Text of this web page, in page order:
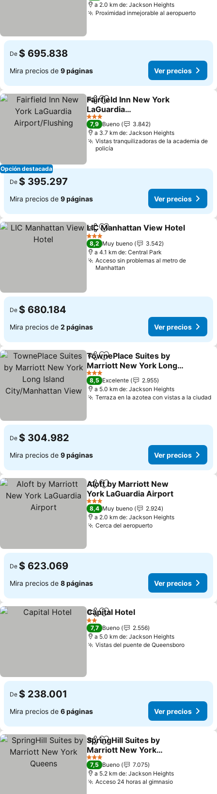
a 2.0 km de: Jackson Heights
Proximidad inmejorable al aeropuertoVer
De $ 695.838
Mira precios de 9 páginas Ver precios
Opción destacada
CompartirAgregar a favoritos
Fairfield Inn New York
LaGuardia
Airport/Flushing
Ver precios
3 Estrellas
7,9 Bueno
3.842
a 3.7 km de: Jackson Heights
Vistas tranquilizadoras de la academia de
policía
De $ 395.297
Mira precios de 9 páginas Ver precios
CompartirAgregar a favoritos
LIC Manhattan View Hotel
3 Estrellas
8,2 Muy bueno
3.542
a 4.1 km de: Central Park
Acceso sin problemas al metro de
Manhattan
De $ 680.184
Mira precios de 2 páginas Ver precios
Compartir
Agregar a favoritos
TownePlace Suites by
Marriott New York Long
Island City/Manhattan
View
Ver precios
3 Estrellas
8,5 Excelente
2.955
a 5.0 km de: Jackson Heights
Terraza en la azotea con vistas a la ciudad
De $ 304.982
Mira precios de 9 páginas Ver precios
CompartirAgregar a favoritos
Aloft by Marriott New
York LaGuardia Airport
Ver precios
3 Estrellas
8,4 Muy bueno
2.924
a 2.0 km de: Jackson Heights
Cerca del aeropuertoVer precios
De $ 623.069
Mira precios de 8 páginas Ver precios
CompartirAgregar a favoritos
Capital Hotel
2 Estrellas
7,7 Bueno
2.556
a 5.0 km de: Jackson Heights
Vistas del puente de QueensboroVer
De $ 238.001
Mira precios de 6 páginas Ver precios
CompartirAgregar a favoritos
SpringHill Suites by
Marriott New York
Queens
Ver precios
3 Estrellas
7,5 Bueno
7.075
a 5.2 km de: Jackson Heights
Acceso 24 horas al gimnasioVer precios